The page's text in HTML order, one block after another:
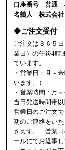
口座番号 普通
名義人 株式会社
◆ご注文受付
ご注文は３６５
業日）の午後4時
ています。
・営業日：月～
います。）
・営業時間：月
当日発送時間帯
営業日のご注文
期のご連絡をい
きます。 営業日
ールにてお返事